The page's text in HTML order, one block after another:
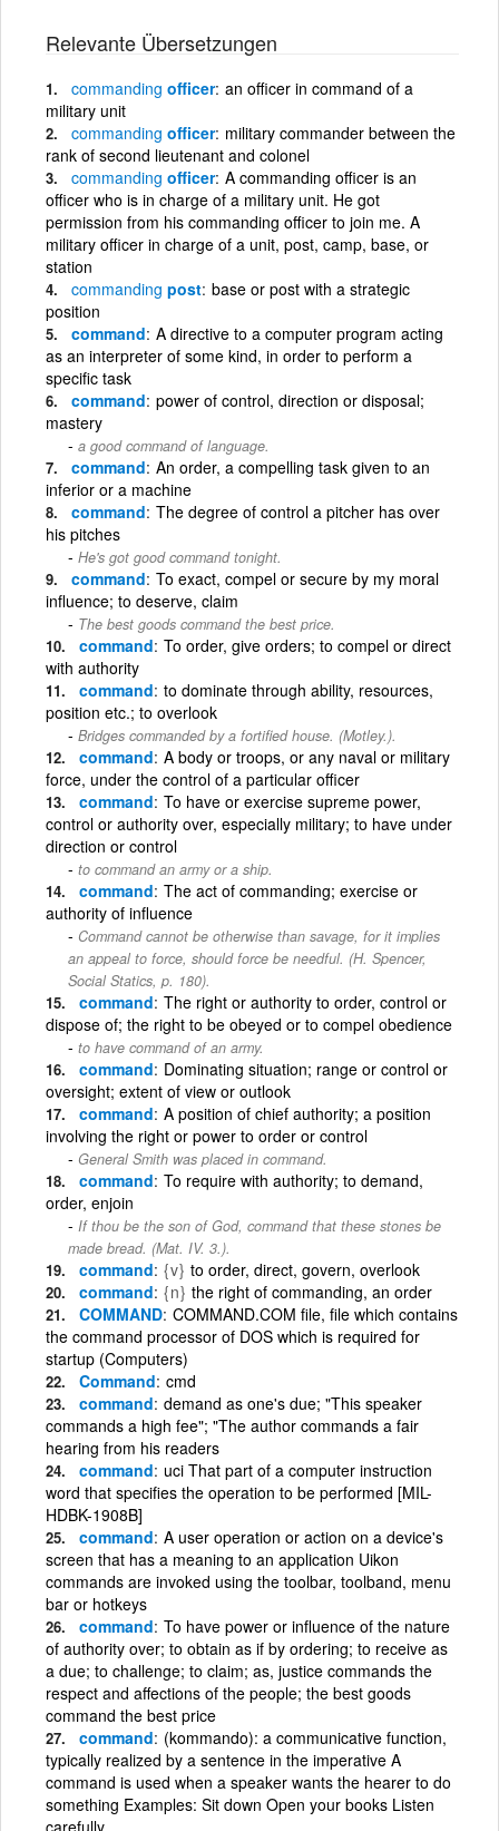
Relevante Übersetzungen
commanding officer an officer in command of a
military unit
commanding officer military commander between the
rank of second lieutenant and colonel
commanding officer A commanding officer is an
officer who is in charge of a military unit. He got
permission from his commanding officer to join me. A
military officer in charge of a unit, post, camp, base, or
station
commanding post base or post with a strategic
position
command A directive to a computer program acting
as an interpreter of some kind, in order to perform a
specific task
command power of control, direction or disposal;
mastery
a good command of language.
command An order, a compelling task given to an
inferior or a machine
command The degree of control a pitcher has over
his pitches
He's got good command tonight.
command To exact, compel or secure by my moral
influence; to deserve, claim
The best goods command the best price.
command To order, give orders; to compel or direct
with authority
command to dominate through ability, resources,
position etc.; to overlook
Bridges commanded by a fortified house. (Motley.).
command A body or troops, or any naval or military
force, under the control of a particular officer
command To have or exercise supreme power,
control or authority over, especially military; to have under
direction or control
to command an army or a ship.
command The act of commanding; exercise or
authority of influence
Command cannot be otherwise than savage, for it implies
an appeal to force, should force be needful. (H. Spencer,
Social Statics, p. 180).
command The right or authority to order, control or
dispose of; the right to be obeyed or to compel obedience
to have command of an army.
command Dominating situation; range or control or
oversight; extent of view or outlook
command A position of chief authority; a position
involving the right or power to order or control
General Smith was placed in command.
command To require with authority; to demand,
order, enjoin
If thou be the son of God, command that these stones be
made bread. (Mat. IV. 3.).
command {v} to order, direct, govern, overlook
command {n} the right of commanding, an order
COMMAND COMMAND.COM file, file which contains
the command processor of DOS which is required for
startup (Computers)
Command cmd
command demand as one's due; "This speaker
commands a high fee"; "The author commands a fair
hearing from his readers
command uci That part of a computer instruction
word that specifies the operation to be performed [MIL-
HDBK-1908B]
command A user operation or action on a device's
screen that has a meaning to an application Uikon
commands are invoked using the toolbar, toolband, menu
bar or hotkeys
command To have power or influence of the nature
of authority over; to obtain as if by ordering; to receive as
a due; to challenge; to claim; as, justice commands the
respect and affections of the people; the best goods
command the best price
command (kommando): a communicative function,
typically realized by a sentence in the imperative A
command is used when a speaker wants the hearer to do
something Examples: Sit down Open your books Listen
carefully